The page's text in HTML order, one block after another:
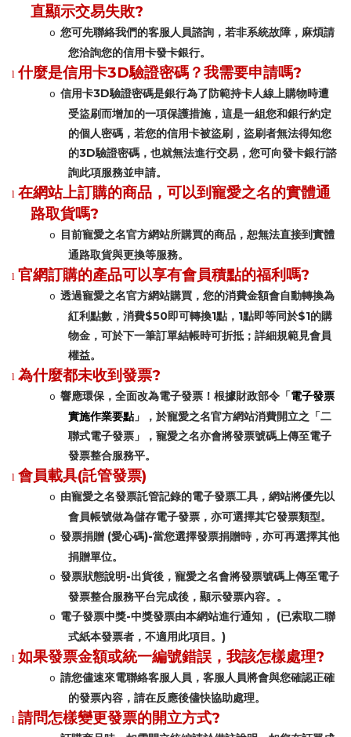
直顯示交易失敗?
o 您可先聯絡我們的客服人員諮詢，若非系統故障，麻煩請
您洽詢您的信用卡發卡銀行。
l 什麼是信用卡3D驗證密碼？我需要申請嗎?
o 信用卡3D驗證密碼是銀行為了防範持卡人線上購物時遭
受盜刷而增加的一項保護措施，這是一組您和銀行約定
的個人密碼，若您的信用卡被盜刷，盜刷者無法得知您
的3D驗證密碼，也就無法進行交易，您可向發卡銀行諮
詢此項服務並申請。
l 在網站上訂購的商品，可以到寵愛之名的實體通
路取貨嗎?
o
目前寵愛之名官方網站所購買的商品，恕無法直接到實體
通路取貨與更換等服務。
l 官網訂購的產品可以享有會員積點的福利嗎?
o 透過寵愛之名官方網站購買，您的消費金額會自動轉換為
紅利點數，消費$50即可轉換1點， 1點即等同於$1的購
物金，可於下一筆訂單結帳時可折抵；詳細規範見會員
權益。
l 為什麼都未收到發票?
o 響應環保，全面改為電子發票！根據財政部令「 電子發票
實施作業要點」，於寵愛之名官方網站消費開立之「二
聯式電子發票」，寵愛之名亦會將發票號碼上傳至電子
發票整合服務平。
l 會員載具(託管發票)
o 由寵愛之名發票託管記錄的電子發票工具，網站將優先以
會員帳號做為儲存電子發票，亦可選擇其它發票類型。
o 發票捐贈 (愛心碼)-當您選擇發票捐贈時，亦可再選擇其他
捐贈單位。
o 發票狀態說明 -出貨後，寵愛之名會將發票號碼上傳至電子
發票整合服務平台完成後，顯示發票內容。。
o 電子發票中獎-中獎發票由本網站進行通知， (已索取二聯
式紙本發票者，不適用此項目。 )
l 如果發票金額或統一編號錯誤，我該怎樣處理?
o 請您儘速來電聯絡客服人員，客服人員將會與您確認正確
的發票內容，請在反應後儘快協助處理。
l 請問怎樣變更發票的開立方式?